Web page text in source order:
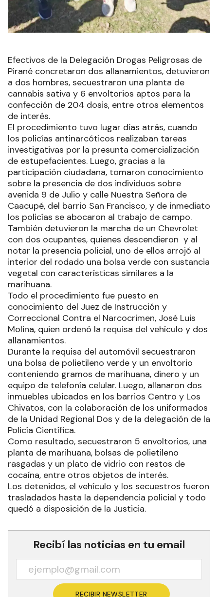
Efectivos de la Delegación Drogas Peligrosas de
Pirané concretaron dos allanamientos, detuvieron
a dos hombres, secuestraron una planta de
cannabis sativa y 6 envoltorios aptos para la
confección de 204 dosis, entre otros elementos
de interés.
El procedimiento tuvo lugar días atrás, cuando
los policías antinarcóticos realizaban tareas
investigativas por la presunta comercialización
de estupefacientes. Luego, gracias a la
participación ciudadana, tomaron conocimiento
sobre la presencia de dos individuos sobre
avenida 9 de Julio y calle Nuestra Señora de
Caacupé, del barrio San Francisco, y de inmediato
los policías se abocaron al trabajo de campo.
También detuvieron la marcha de un Chevrolet
con dos ocupantes, quienes descendieron y al
notar la presencia policial, uno de ellos arrojó al
interior del rodado una bolsa verde con sustancia
vegetal con características similares a la
marihuana.
Todo el procedimiento fue puesto en
conocimiento del Juez de Instrucción y
Correccional Contra el Narcocrimen, José Luis
Molina, quien ordenó la requisa del vehículo y dos
allanamientos.
Durante la requisa del automóvil secuestraron
una bolsa de polietileno verde y un envoltorio
conteniendo gramos de marihuana, dinero y un
equipo de telefonía celular. Luego, allanaron dos
inmuebles ubicados en los barrios Centro y Los
Chivatos, con la colaboración de los uniformados
de la Unidad Regional Dos y de la delegación de la
Policía Científica.
Como resultado, secuestraron 5 envoltorios, una
planta de marihuana, bolsas de polietileno
rasgadas y un plato de vidrio con restos de
cocaína, entre otros objetos de interés.
Los detenidos, el vehículo y los secuestros fueron
trasladados hasta la dependencia policial y todo
quedó a disposición de la Justicia.
Recibí las noticias en tu email
RECIBIR NEWSLETTER